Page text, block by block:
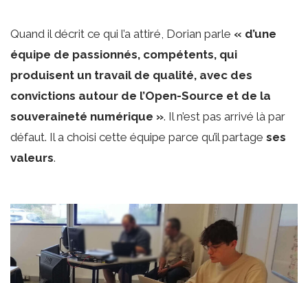
Quand il décrit ce qui l’a attiré, Dorian parle « d’une
équipe de passionnés, compétents, qui
produisent un travail de qualité, avec des
convictions autour de l’Open-Source et de la
souveraineté numérique ». Il n’est pas arrivé là par
défaut. Il a choisi cette équipe parce qu’il partage ses
valeurs.